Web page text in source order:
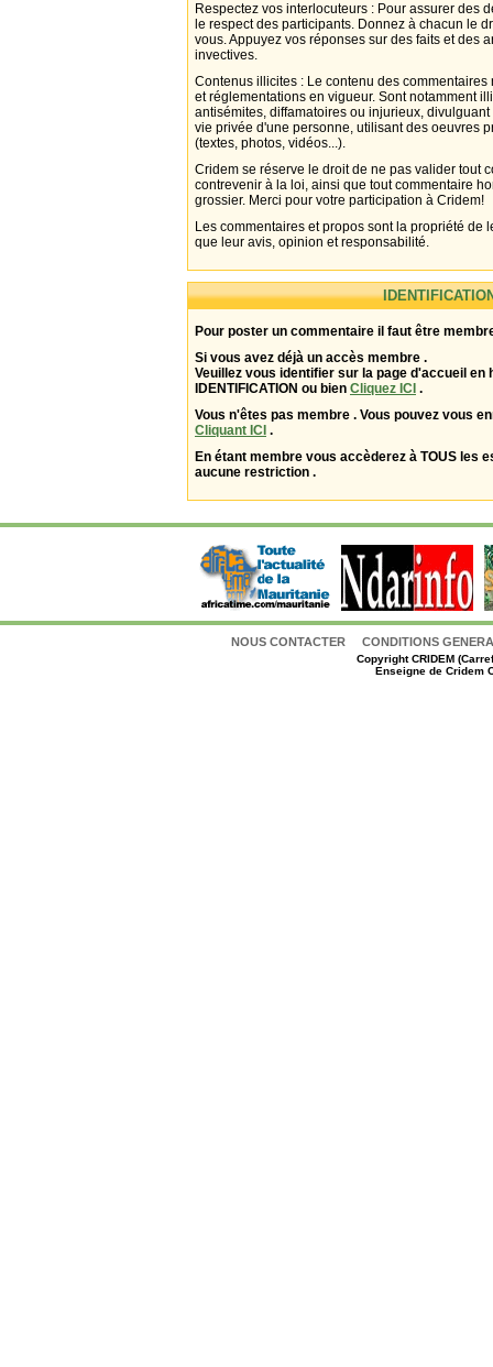
Respectez vos interlocuteurs : Pour assurer des
le respect des participants. Donnez à chacun le
vous. Appuyez vos réponses sur des faits et des
invectives.
Contenus illicites : Le contenu des
et réglementations en vigueur. Sont notamment
antisémites, diffamatoires ou injurieux,
vie privée d'une personne, utilisant des oeuvres
(textes, photos, vidéos...).
Cridem se réserve le droit de ne pas valider tout
contrevenir à la loi, ainsi que tout commentaire
grossier. Merci pour votre participation à Cridem!
Les commentaires et propos sont la propriété de
que leur avis, opinion et responsabilité.
Pour poster un commentaire il faut être
Si vous avez déjà un accès membre .
Veuillez vous identifier sur la page d'accueil en
IDENTIFICATION ou bien Cliquez ICI .
Vous n'êtes pas membre . Vous pouvez vous
Cliquant ICI .
En étant membre vous accèderez à TOUS les
aucune restriction .
NOUS CONTACTER CONDITIONS
CopyrightCRIDEM
Enseigne de Cridem